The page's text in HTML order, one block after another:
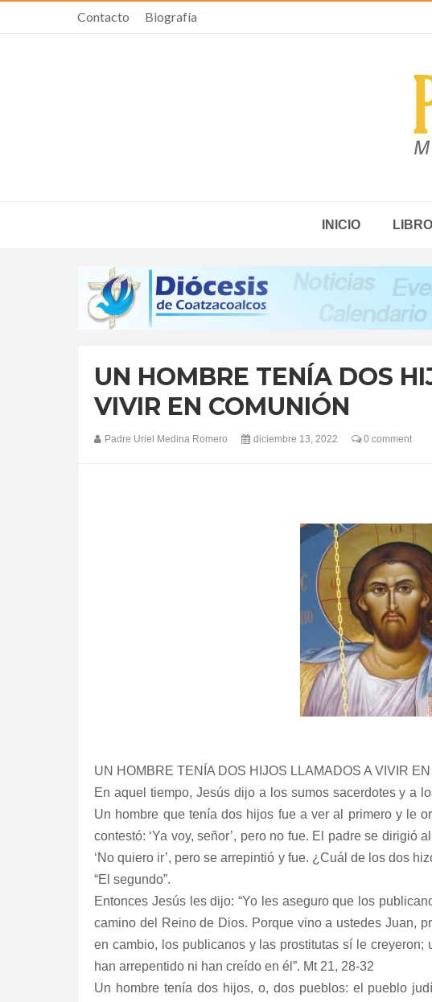
Contacto Biografía
INICIO
UN HOMBRE TENÍA DOS
VIVIR EN COMUNIÓN
Padre Uriel Medina Romero diciembre 13, 2022 0 comment
UN HOMBRE TENÍA DOS HIJOS LLAMADOS A VIVIR
En aquel tiempo, Jesús dijo a los sumos sacerdotes y a
Un hombre que tenía dos hijos fue a ver al primero y le
contestó: ‘Ya voy, señor’, pero no fue. El padre se dirigió
‘No quiero ir’, pero se arrepintió y fue. ¿Cuál de los dos
“El segundo”.
Entonces Jesús les dijo: “Yo les aseguro que los
camino del Reino de Dios. Porque vino a ustedes Juan,
en cambio, los publicanos y las prostitutas sí le
han arrepentido ni han creído en él”. Mt 21, 28-32
Un hombre tenía dos hijos, o, dos pueblos: el pueblo